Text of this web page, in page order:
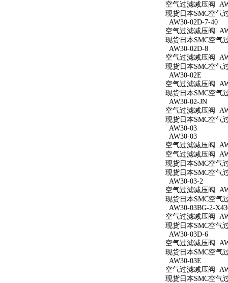
空气过滤减压阀
现货日本SMC空气
AW30-02D-7-40
空气过滤减压阀
现货日本SMC空气
AW30-02D-8
空气过滤减压阀
现货日本SMC空气
AW30-02E
空气过滤减压阀
现货日本SMC空气
AW30-02-JN
空气过滤减压阀
现货日本SMC空气
AW30-03
AW30-03
空气过滤减压阀
空气过滤减压阀
现货日本SMC空气
现货日本SMC空气
AW30-03-2
空气过滤减压阀
现货日本SMC空气
AW30-03BG-2-
空气过滤减压阀
现货日本SMC空气
AW30-03D-6
空气过滤减压阀
现货日本SMC空气
AW30-03E
空气过滤减压阀
现货日本SMC空气